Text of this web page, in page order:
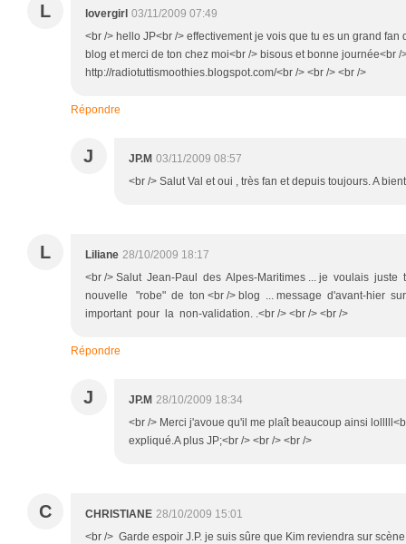
L lovergirl 03/11/2009 07:49
<br /> hello JP<br /> effectivement je vois que tu es un grand fan
blog et merci de ton chez moi<br /> bisous et bonne journée<br /
http://radiotuttismoothies.blogspot.com/<br /> <br /> <br />
Répondre
J JP.M 03/11/2009 08:57
<br /> Salut Val et oui , très fan et depuis toujours. A
L Liliane 28/10/2009 18:17
<br /> Salut Jean-Paul des Alpes-Maritimes ... je voulais
nouvelle "robe" de ton <br /> blog ... message d'avant-hier
important pour la non-validation. .<br /> <br /> <br />
Répondre
J JP.M 28/10/2009 18:34
<br /> Merci j'avoue qu'il me plaît beaucoup ainsi
expliqué.A plus JP;<br /> <br /> <br />
C CHRISTIANE 28/10/2009 15:01
<br /> Garde espoir J.P. je suis sûre que Kim reviendra sur